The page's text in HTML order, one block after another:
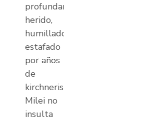
profundamente
herido,
humillado,
estafado
por años
de
kirchnerismo.
Milei no
insulta